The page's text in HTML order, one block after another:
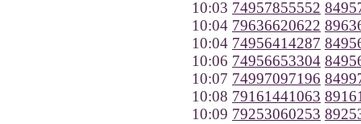
10:03 74957855552
10:04 79636620622
10:04 74956414287
10:06 74956653304
10:07 74997097196
10:08 79161441063
10:09 79253060253